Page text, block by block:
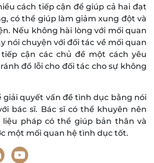
cách tiếp cận để giúp cả hai đạt
có thể giúp làm giảm xung đột và
Nếu không hài lòng với mối quan
nói chuyện với đối tác về mối quan
cận các chủ đề một cách yêu
đổ lỗi cho đối tác cho sự không
giải quyết vấn đề tình dục bằng nói
bác sĩ. Bác sĩ có thể khuyên nên
pháp có thể giúp bản thân và
một mối quan hệ tình dục tốt.